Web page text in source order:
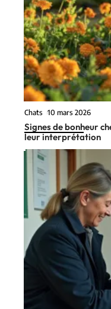
Chats 10 mars 2026
Signes de bonheur
leur interprétation